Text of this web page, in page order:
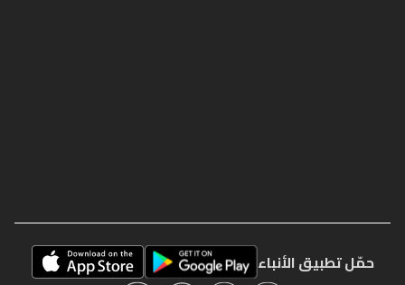
حمّل تطبيق الأنباء